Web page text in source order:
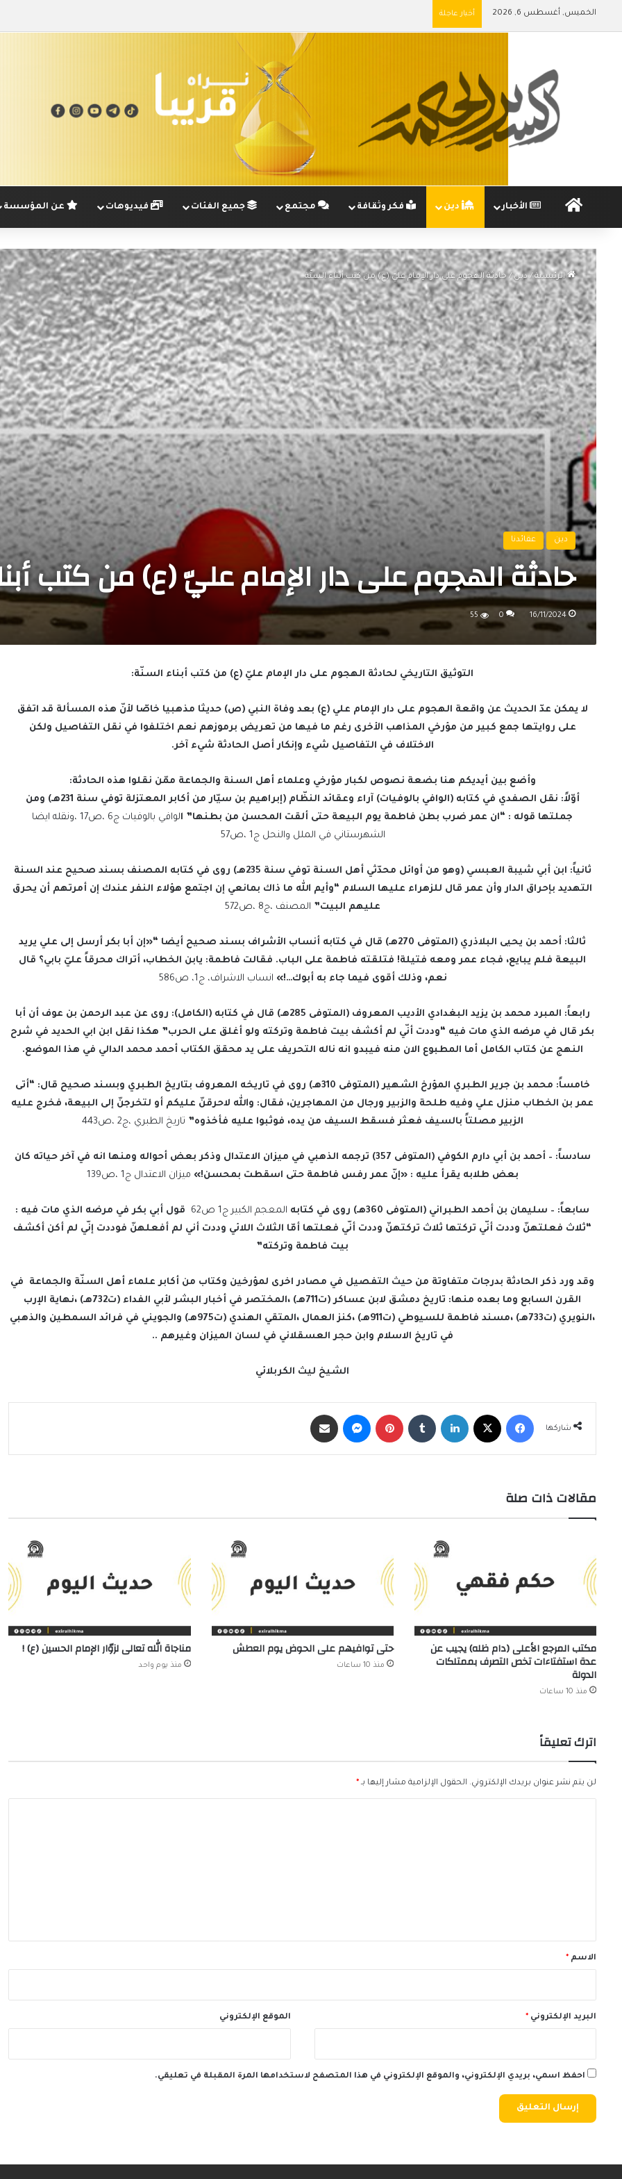
الخميس, أغسطس 6, 2026 أخبار عاجلة
الرئيسيةالأخبار دين فكر وثقافة مجتمع جميع الفئات فيديوهات عن المؤسسة
الرئيسية / دين / حادثة الهجوم على دار الإمام عليّ (ع) من كتب أبناء السنّة
دين عقائدنا
حادثة الهجوم على دار الإمام عليّ (ع) من كتب
16/11/2024
0
55
التوثيق التاريخي لحادثة الهجوم على دار الإمام عليّ (ع) من كتب أبناء السنّة:
لا يمكن عدّ الحديث عن واقعة الهجوم على دار الإمام علي (ع) بعد وفاة النبي (ص) حديثا مذهبيا خاصّا لأنّ هذه المسألة قد اتفق
على روايتها جمع كبير من مؤرخي المذاهب الأخرى رغم ما فيها من تعريض برموزهم نعم اختلفوا في نقل التفاصيل ولكن
الاختلاف في التفاصيل شيء وإنكار أصل الحادثة شيء آخر.
وأضع بين أيديكم هنا بضعة نصوص لكبار مؤرخي وعلماء أهل السنة والجماعة ممّن نقلوا هذه الحادثة:
أوّلاً: نقل الصفدي في كتابه (الوافي بالوفيات) آراء وعقائد النظّام (إبراهيم بن سيّار من أكابر المعتزلة توفي سنة 231هـ) ومن
جملتها قوله : “ان عمر ضرب بطن فاطمة يوم البيعة حتى ألقت المحسن من بطنها” ا
لوافي بالوفيات ج6 ،ص17 ،ونقله ايضا
الشهرستاني في الملل والنحل ج1 ،ص57
ثانياً: ابن أبي شيبة العبسي (وهو من أوائل محدّثي أهل السنة توفي سنة 235هـ) روى في كتابه المصنف بسند صحيح عند السنة
التهديد بإحراق الدار وأن عمر قال للزهراء عليها السلام “وأيم الله ما ذاك بمانعي إن اجتمع هؤلاء النفر عندك إن أمرتهم أن يحرق
عليهم البيت” المصنف ،ج8 ،ص572
ثالثا: أحمد بن يحيى البلاذري (المتوفى 270هـ) قال في كتابه أنساب الأشراف بسند صحيح أيضا “«إن أبا بكر أرسل إلى علي يريد
البيعة فلم يبايع، فجاء عمر ومعه فتيلة! فتلقته فاطمة على الباب. فقالت فاطمة: يابن الخطاب، أتراك محرقاً عليّ بابي؟ قال
نعم، وذلك أقوى فيما جاء به أبوك…!» انساب الاشراف، ج1، ص586
رابعاً: المبرد محمد بن يزيد البغدادي الأديب المعروف (المتوفى 285هـ) قال في كتابه (الكامل): روى عن عبد الرحمن بن عوف أن أبا
بكر قال في مرضه الذي مات فيه “وددت أنّي لم أكشف بيت فاطمة وتركته ولو أغلق على الحرب” هكذا نقل ابن ابي الحديد في شرح
النهج عن كتاب الكامل أما المطبوع الان منه فيبدو انه ناله التحريف على يد محقق الكتاب أحمد محمد الدالي في هذا الموضع.
خامساً: محمد بن جرير الطبري المؤرخ الشهير (المتوفى 310هـ) روى في تاريخه المعروف بتاريخ الطبري وبسند صحيح قال: “أتى
عمر بن الخطاب منزل علي وفيه طلحة والزبير ورجال من المهاجرين، فقال: والله لاحرقنّ عليكم أو لتخرجنّ إلى البيعة، فخرج عليه
الزبير مصلتاً بالسيف فعثر فسقط السيف من يده، فوثبوا عليه فأخذوه” تاريخ الطبري ،ج2 ،ص443
سادساً: – أحمد بن أبي دارم الكوفي (المتوفى 357) ترجمه الذهبي في ميزان الاعتدال وذكر بعض أحواله ومنها انه في آخر حياته كان
بعض طلابه يقرأ عليه : «إنّ عمر رفس فاطمة حتى اسقطت بمحسن!» ميزان الاعتدال ج1 ،ص139
سابعاً: – سليمان بن أحمد الطبراني (المتوفى 360هـ) روى في كتابه المعجم الكبير ج1 ص62
قول أبي بكر في مرضه الذي مات فيه :
“ثلاث فعلتهنّ وددت أنّي تركتها ثلاث تركتهنّ وددت أنّي فعلتها أمّا الثلاث اللائي وددت أني لم أفعلهنّ فوددت إنّي لم أكن أكشف
بيت فاطمة وتركته”
وقد ورد ذكر الحادثة بدرجات متفاوتة من حيث التفصيل في مصادر اخرى لمؤرخين وكتاب من أكابر علماء أهل السنّة والجماعة في
القرن السابع وما بعده منها: تاريخ دمشق لابن عساكر (ت711هـ) ،المختصر في أخبار البشر لأبي الفداء (ت732هـ) ،نهاية الإرب
،النويري (ت733هـ) ،مسند فاطمة للسيوطي (ت911هـ) ،كنز العمال ،المتقي الهندي (ت975هـ) والجويني في فرائد السمطين والذهبي
في تاريخ الاسلام وابن حجر العسقلاني في لسان الميزان وغيرهم ..
الشيخ ليث الكربلائي
شاركها
مقالات ذات صلة
مكتب المرجع الأعلى (دام ظله) يجيب عن
عدة استفتاءات تخص التصرف بممتلكات
الدولة
منذ 10 ساعات
حتى توافيهم على الحوض يوم العطش
منذ 10 ساعات
مناجاة الله تعالى لزوّار الإمام الحسين (ع) !
منذ يوم واحد
اترك تعليقاً
لن يتم نشر عنوان بريدك الإلكتروني. الحقول الإلزامية مشار إليها بـ *
*الاسم *
البريد الإلكتروني * الموقع الإلكتروني
احفظ اسمي، بريدي الإلكتروني، والموقع الإلكتروني في هذا المتصفح لاستخدامها المرة المقبلة في تعليقي.